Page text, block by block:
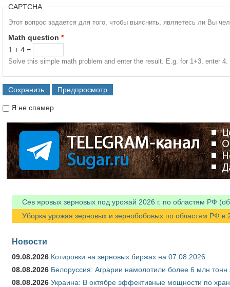
CAPTCHA
Этот вопрос задается для того, чтобы выяснить, являетесь ли Вы
Math question *
1 + 4 =
Solve this simple math problem and enter the result. E.g. for 1+3, enter 4.
Я не спамер
Сев яровых зерновых под урожай 2026 г. по областям РФ
Уборка урожая зерновых и зернобобовых по областям РФ в
Новости
09.08.2026 Котировки на зерновых биржах на 07.08.2026
08.08.2026 Белоруссия: Аграрии намолотили более 6 млн тонн
08.08.2026 Украина: В октябре эффективные мощности по